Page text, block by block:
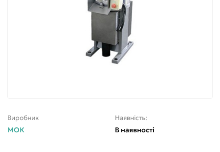
Виробник
МОК
Наявність:
В наявності